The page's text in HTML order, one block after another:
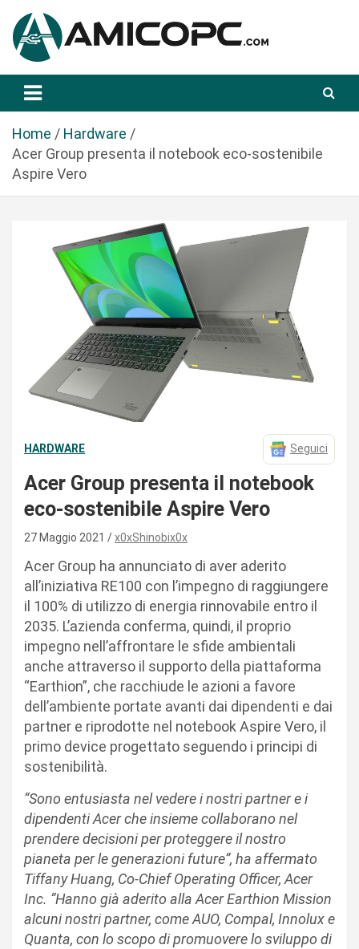
a
Amicopc.com
Home
Hardware
Acer Group presenta il notebook eco-sostenibile
Aspire Vero
HARDWARE Seguici
Acer Group presenta il notebook
eco-sostenibile Aspire Vero
27 Maggio 2021 x0xShinobix0x
Acer Group ha annunciato di aver aderito
all’iniziativa RE100 con l’impegno di raggiungere
il 100% di utilizzo di energia rinnovabile entro il
2035. L’azienda conferma, quindi, il proprio
impegno nell’affrontare le sfide ambientali
anche attraverso il supporto della piattaforma
“Earthion”, che racchiude le azioni a favore
dell’ambiente portate avanti dai dipendenti e dai
partner e riprodotte nel notebook Aspire Vero, il
primo device progettato seguendo i principi di
sostenibilità.
“Sono entusiasta nel vedere i nostri partner e i
dipendenti Acer che insieme collaborano nel
prendere decisioni per proteggere il nostro
pianeta per le generazioni future”, ha affermato
Tiffany Huang, Co-Chief Operating Officer, Acer
Inc. “Hanno già aderito alla Acer Earthion Mission
alcuni nostri partner, come AUO, Compal, Innolux e
Quanta, con lo scopo di promuovere lo sviluppo di